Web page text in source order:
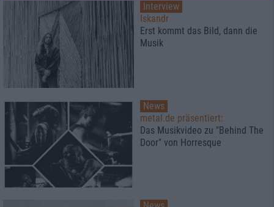
Interview
Iskandr
Erst kommt das Bild, dann die
Musik
News
metal.de präsentiert:
Das Musikvideo zu "Behind The
Door" von Horresque